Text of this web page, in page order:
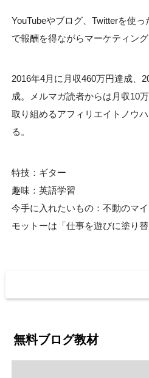
YouTubeやブログ、Twitterを使
で報酬を得ながらマーケティング
2016年4月に月収460万円達成、
成。メルマガ読者からは月収10
取り組めるアフィリエイトノウ
る。
特技：ギター
趣味：英語学習
今手に入れたいもの：不動のマ
モットーは「仕事を遊びに塗り替
無料ブログ教材